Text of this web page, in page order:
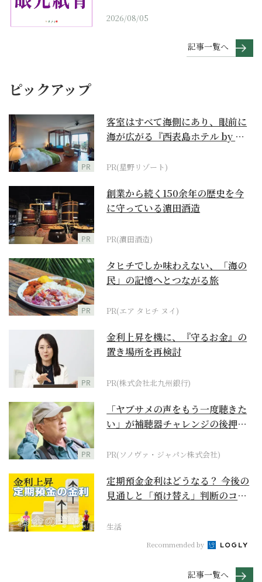
2026/08/05
記事一覧へ
ピックアップ
PR
客室はすべて海側にあり、眼前に
海が広がる『西表島ホテル by 星
PR(星野リゾート)
PR
創業から続く150余年の歴史を今
に守っている濵田酒造
PR(濵田酒造)
PR
タヒチでしか味わえない、「海の
民」の記憶へとつながる旅
PR(エア タヒチ ヌイ)
PR
金利上昇を機に、『守るお金』の
置き場所を再検討
PR(株式会社北九州銀行)
PR
「ヤブサメの声をもう一度聴きた
い」が補聴器チャレンジの後押し
PR(ソノヴァ・ジャパン株式会社)
定期預金金利はどうなる？ 今後の
見通しと「預け替え」判断のコツ
生活
Recommended by
記事一覧へ